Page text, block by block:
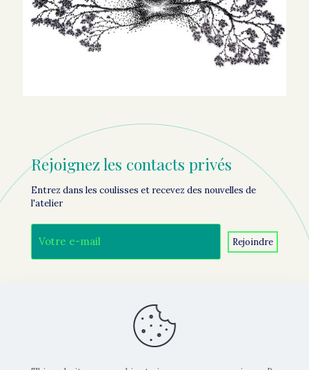
Rejoignez les contacts privés
Entrez dans les coulisses et recevez des nouvelles de
l'atelier